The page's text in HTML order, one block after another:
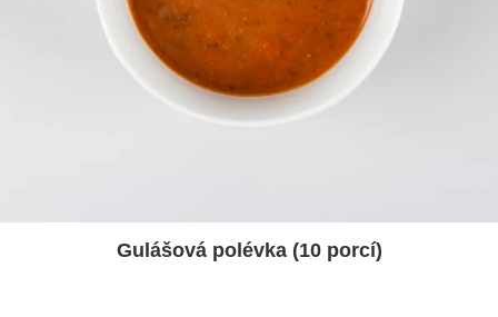
Gulášová polévka (10 porcí)